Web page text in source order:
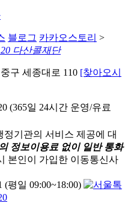
블로그 카카오스토리 >
다산콜재단
구 세종대로 110 [찾아오시
(365일 24시간 운영/유료
정기관의 서비스 제공에 대
정보이용료 없이 일반 통화
본인이 가입한 이동통신사
(평일 09:00~18:00)